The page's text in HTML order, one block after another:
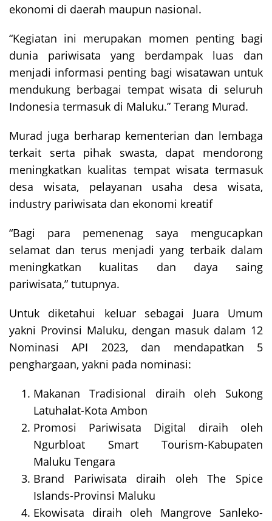
ekonomi di daerah maupun nasional.
“Kegiatan ini merupakan momen penting bagi
dunia pariwisata yang berdampak luas dan
menjadi informasi penting bagi wisatawan untuk
mendukung berbagai tempat wisata di seluruh
Indonesia termasuk di Maluku.” Terang Murad.
Murad juga berharap kementerian dan lembaga
terkait serta pihak swasta, dapat mendorong
meningkatkan kualitas tempat wisata termasuk
desa wisata, pelayanan usaha desa wisata,
industry pariwisata dan ekonomi kreatif
“Bagi para pemenenag saya mengucapkan
selamat dan terus menjadi yang terbaik dalam
meningkatkan kualitas dan daya saing
pariwisata,” tutupnya.
Untuk diketahui keluar sebagai Juara Umum
yakni Provinsi Maluku, dengan masuk dalam 12
Nominasi API 2023, dan mendapatkan 5
penghargaan, yakni pada nominasi:
Makanan Tradisional diraih oleh Sukong
Latuhalat-Kota Ambon
Promosi Pariwisata Digital diraih oleh
Ngurbloat Smart Tourism-Kabupaten
Maluku Tengara
Brand Pariwisata diraih oleh The Spice
Islands-Provinsi Maluku
Ekowisata diraih oleh Mangrove Sanleko-